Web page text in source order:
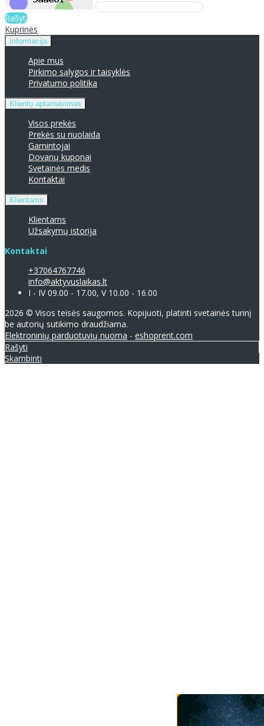
Rašyti
Kuprinės
Informacija
Apie mus
Pirkimo sąlygos ir taisyklės
Privatumo politika
Klientų aptarnavimas
Visos prekės
Prekės su nuolaida
Gamintojai
Dovanų kuponai
Svetainės medis
Kontaktai
Klientams
Klientams
Užsakymų istorija
Kontaktai
+37064767746
info@aktyvuslaikas.lt
I - IV 09.00 - 17.00, V 10.00 - 16.00
2026 © Visos teisės saugomos. Kopijuoti, platinti svetainės turinį
be autorių sutikimo draudžiama.
Elektroninių parduotuvių nuoma - eshoprent.com
Rašyti
Skambinti